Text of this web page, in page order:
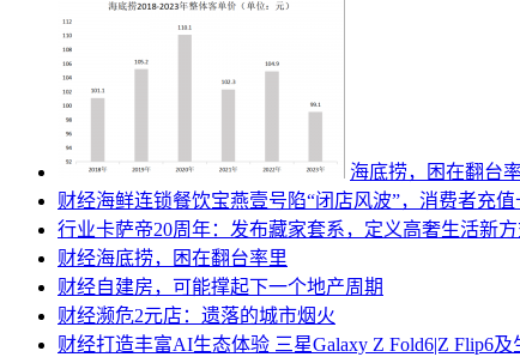
海底捞，困在翻台
财经海鲜连锁餐饮宝燕壹号陷“闭店风波”，消费者充
行业卡萨帝20周年：发布藏家套系，定义高奢生活新
财经海底捞，困在翻台率里
财经自建房，可能撑起下一个地产周期
财经濒危2元店：遗落的城市烟火
财经打造丰富AI生态体验 三星Galaxy Z Fold6|Z Flip6